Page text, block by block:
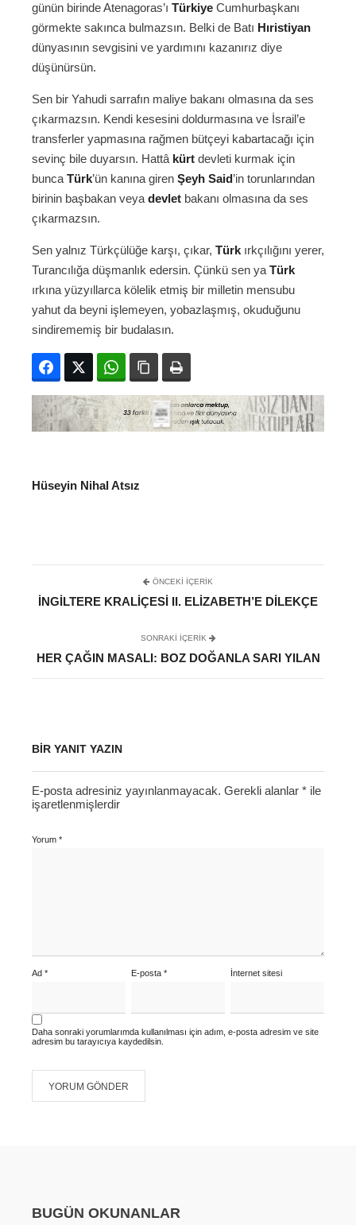
günün birinde Atenagoras’ı Türkiye Cumhurbaşkanı
görmekte sakınca bulmazsın. Belki de Batı Hıristiyan
dünyasının sevgisini ve yardımını kazanırız diye
düşünürsün.
Sen bir Yahudi sarrafın maliye bakanı olmasına da ses
çıkarmazsın. Kendi kesesini doldurmasına ve İsrail’e
transferler yapmasına rağmen bütçeyi kabartacağı için
sevinç bile duyarsın. Hattâ kürt devleti kurmak için
bunca Türk’ün kanına giren Şeyh Said’in torunlarından
birinin başbakan veya devlet bakanı olmasına da ses
çıkarmazsın.
Sen yalnız Türkçülüğe karşı, çıkar, Türk ırkçılığını yerer,
Turancılığa düşmanlık edersin. Çünkü sen ya Türk
ırkına yüzyıllarca kölelik etmiş bir milletin mensubu
yahut da beyni işlemeyen, yobazlaşmış, okuduğunu
sindirememiş bir budalasın.
FacebookTwitter WhatsAppBağlanıyı kopyala
Hüseyin Nihal Atsız
ÖNCEKI İÇERIK
İNGILTERE KRALIÇESI II. ELIZABETH’E DILEKÇE
SONRAKI IÇERIK
HER ÇAĞIN MASALI: BOZ DOĞANLA SARI YILAN
BIR YANIT YAZIN
E-posta adresiniz yayınlanmayacak. Gerekli alanlar * ile
işaretlenmişlerdir
Yorum *
Ad * E-posta* İnternet sitesi
Daha sonraki yorumlarımda kullanılması için adım, e-posta adresim ve site
adresim bu tarayıcıya kaydedilsin.
BUGÜN OKUNANLAR